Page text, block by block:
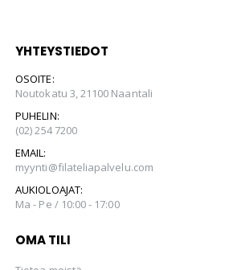
YHTEYSTIEDOT
OSOITE:
Noutokatu 3, 21100 Naantali
PUHELIN:
(02) 254 7200
EMAIL:
myynti@filateliapalvelu.com
AUKIOLOAJAT:
Ma - Pe / 10:00 - 17:00
OMA TILI